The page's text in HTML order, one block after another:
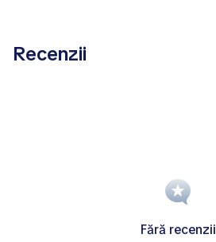
Recenzii
Fără recenzii